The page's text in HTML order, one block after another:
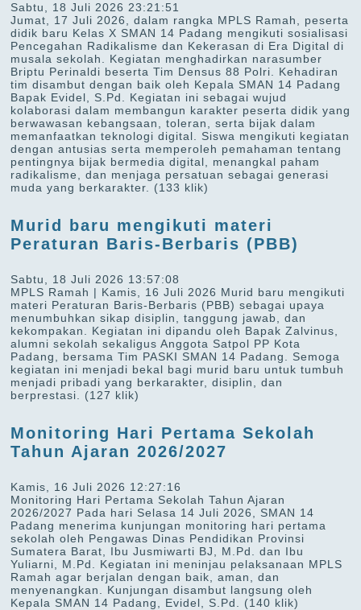
Sabtu, 18 Juli 2026 23:21:51
Jumat, 17 Juli 2026, dalam rangka MPLS Ramah, peserta
didik baru Kelas X SMAN 14 Padang mengikuti sosialisasi
Pencegahan Radikalisme dan Kekerasan di Era Digital di
musala sekolah. Kegiatan menghadirkan narasumber
Briptu Perinaldi beserta Tim Densus 88 Polri. Kehadiran
tim disambut dengan baik oleh Kepala SMAN 14 Padang
Bapak Evidel, S.Pd. Kegiatan ini sebagai wujud
kolaborasi dalam membangun karakter peserta didik yang
berwawasan kebangsaan, toleran, serta bijak dalam
memanfaatkan teknologi digital. Siswa mengikuti kegiatan
dengan antusias serta memperoleh pemahaman tentang
pentingnya bijak bermedia digital, menangkal paham
radikalisme, dan menjaga persatuan sebagai generasi
muda yang berkarakter. (133 klik)
Murid baru mengikuti materi
Peraturan Baris-Berbaris (PBB)
Sabtu, 18 Juli 2026 13:57:08
MPLS Ramah | Kamis, 16 Juli 2026 Murid baru mengikuti
materi Peraturan Baris-Berbaris (PBB) sebagai upaya
menumbuhkan sikap disiplin, tanggung jawab, dan
kekompakan. Kegiatan ini dipandu oleh Bapak Zalvinus,
alumni sekolah sekaligus Anggota Satpol PP Kota
Padang, bersama Tim PASKI SMAN 14 Padang. Semoga
kegiatan ini menjadi bekal bagi murid baru untuk tumbuh
menjadi pribadi yang berkarakter, disiplin, dan
berprestasi. (127 klik)
Monitoring Hari Pertama Sekolah
Tahun Ajaran 2026/2027
Kamis, 16 Juli 2026 12:27:16
Monitoring Hari Pertama Sekolah Tahun Ajaran
2026/2027 Pada hari Selasa 14 Juli 2026, SMAN 14
Padang menerima kunjungan monitoring hari pertama
sekolah oleh Pengawas Dinas Pendidikan Provinsi
Sumatera Barat, Ibu Jusmiwarti BJ, M.Pd. dan Ibu
Yuliarni, M.Pd. Kegiatan ini meninjau pelaksanaan MPLS
Ramah agar berjalan dengan baik, aman, dan
menyenangkan. Kunjungan disambut langsung oleh
Kepala SMAN 14 Padang, Evidel, S.Pd. (140 klik)